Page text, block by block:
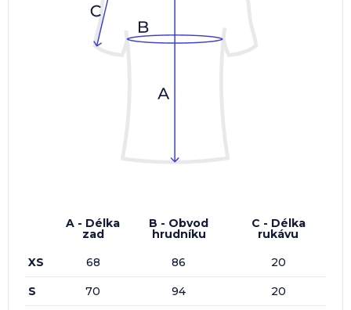
A - Délka
zad
B - Obvod
hrudníku
C - Délka
rukávu
XS
68 86 20
S 70 94 20